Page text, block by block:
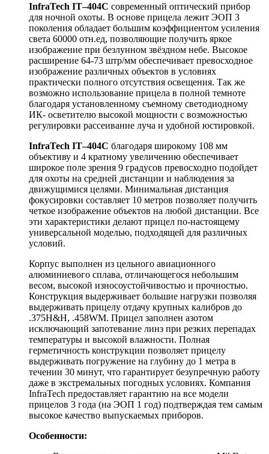
InfraTech IT–404С современный оптический прибор
для ночной охоты. В основе прицела лежит ЭОП 3
поколения обладает большим коэффициентом усиления
света 60000 отн.ед, позволяющие получить яркое
изображение при безлунном звёздном небе. Высокое
расширение 64-73 штр/мм обеспечивает превосходное
изображение различных объектов в условиях
практически полного отсутствия освещения. Так же
возможно использование прицела в полной темноте
благодаря установленному съемному светодиодному
ИК- осветителю высокой мощности с возможностью
регулировки рассеивание луча и удобной юстировкой.
InfraTech IT–404С благодаря широкому 108 мм
объективу и 4 кратному увеличению обеспечивает
широкое поле зрения 9 градусов превосходно подойдет
для охоты на средней дистанции и наблюдения за
движущимися целями. Минимальная дистанция
фокусировки составляет 10 метров позволяет получить
четкое изображение объектов на любой дистанции. Все
эти характеристики делают прицел по-настоящему
универсальной моделью, подходящей для различных
условий.
Корпус выполнен из цельного авиационного
алюминиевого сплава, отличающегося небольшим
весом, высокой износоустойчивостью и прочностью.
Конструкция выдерживает большие нагрузки позволяя
выдерживать прицелу отдачу крупных калибров до
.375Н&H, .458WM. Прицел заполнен азотом
исключающий запотевание линз при резких перепадах
температуры и высокой влажности. Полная
герметичность конструкции позволяет прицелу
выдерживать погружение на глубину до 1 метра в
течении 30 минут, что гарантирует безупречную работу
даже в экстремальных погодных условиях. Компания
InfraTech предоставляет гарантию на все модели
прицелов 3 года (на ЭОП 1 год) подтверждая тем самым
высокое качество выпускаемых приборов.
Особенности: